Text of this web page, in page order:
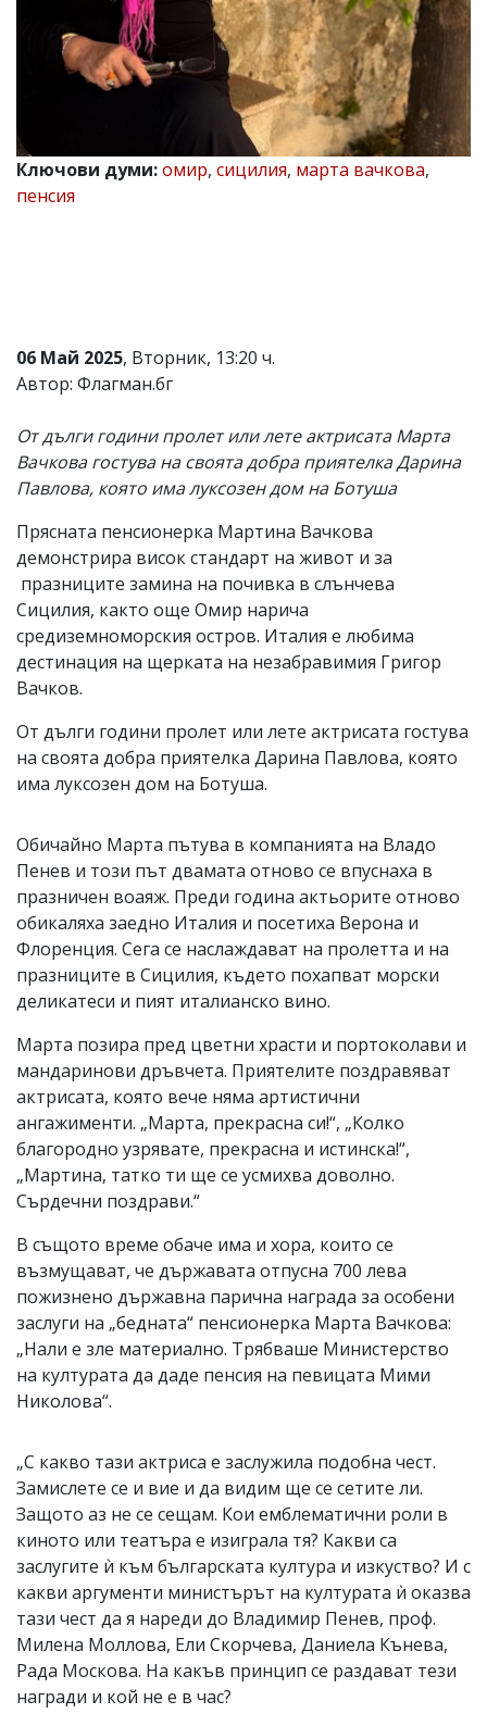
статиите
читателите
и
редакцията
не
за
вас
коментар,
сигнализирайте
ни!
Ключови думи:омир, сицилия, марта вачкова,
пенсия
06 Май 2025, Вторник, 13:20 ч.
Автор: Флагман.бг
От дълги години пролет или лете актрисата Марта
Вачкова гостува на своята добра приятелка Дарина
Павлова, която има луксозен дом на Ботуша
Прясната пенсионерка Мартина Вачкова
демонстрира висок стандарт на живот и за
празниците замина на почивка в слънчева
Сицилия, както още Омир нарича
средиземноморския остров. Италия е любима
дестинация на щерката на незабравимия Григор
Вачков.
От дълги години пролет или лете актрисата гостува
на своята добра приятелка Дарина Павлова, която
има луксозен дом на Ботуша.
Обичайно Марта пътува в компанията на Владо
Пенев и този път двамата отново се впуснаха в
празничен воаяж. Преди година актьорите отново
обикаляха заедно Италия и посетиха Верона и
Флоренция. Сега се наслаждават на пролетта и на
празниците в Сицилия, където похапват морски
деликатеси и пият италианско вино.
Марта позира пред цветни храсти и портоколави и
мандаринови дръвчета. Приятелите поздравяват
актрисата, която вече няма артистични
ангажименти. „Марта, прекрасна си!“, „Колко
благородно узрявате, прекрасна и истинска!“,
„Мартина, татко ти ще се усмихва доволно.
Сърдечни поздрави.“
В същото време обаче има и хора, които се
възмущават, че държавата отпусна 700 лева
пожизнено държавна парична награда за особени
заслуги на „бедната“ пенсионерка Марта Вачкова:
„Нали е зле материално. Трябваше Министерство
на културата да даде пенсия на певицата Мими
Николова“.
„С какво тази актриса е заслужила подобна чест.
Замислете се и вие и да видим ще се сетите ли.
Защото аз не се сещам. Кои емблематични роли в
киното или театъра е изиграла тя? Какви са
заслугите ѝ към българската култура и изкуство? И с
какви аргументи министърът на културата ѝ оказва
тази чест да я нареди до Владимир Пенев, проф.
Милена Моллова, Ели Скорчева, Даниела Кънева,
Рада Москова. На какъв принцип се раздават тези
награди и кой не е в час?